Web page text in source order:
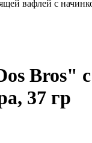
вафлей с
Bros" с
37 гр